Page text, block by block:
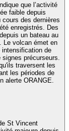
que l’activité
faible depuis
cours des dernières
enregistrés. Des
un bateau au
Le volcan émet en
de
précurseurs.
traversent les
les périodes de
alerte ORANGE.
St Vincent